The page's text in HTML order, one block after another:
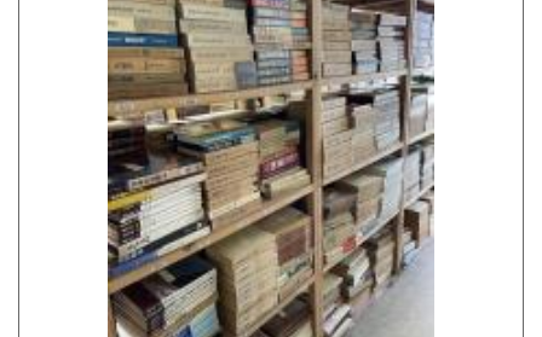
800円 大分県
800円 鹿児島県
1,500円